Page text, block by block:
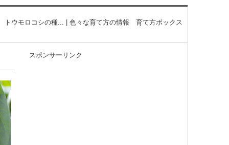
トウモロコシの種... | 色々な育て方の情報 育て方ボックス
スポンサーリンク